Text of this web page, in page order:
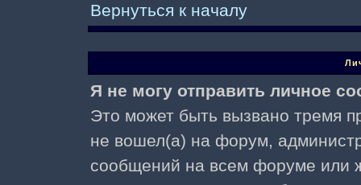
Вернуться к началу
Я не могу отправить личное
Это может быть вызвано тремя
не вошел(а) на форум,
сообщений на всем форуме или